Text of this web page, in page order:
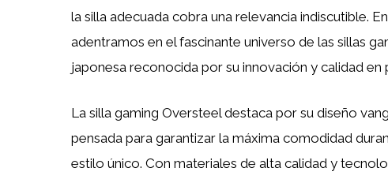
la silla adecuada cobra una relevancia indiscutible.
adentramos en el fascinante universo de las sillas
japonesa reconocida por su innovación y calidad en
La silla gaming Oversteel destaca por su diseño
pensada para garantizar la máxima comodidad
estilo único. Con materiales de alta calidad y